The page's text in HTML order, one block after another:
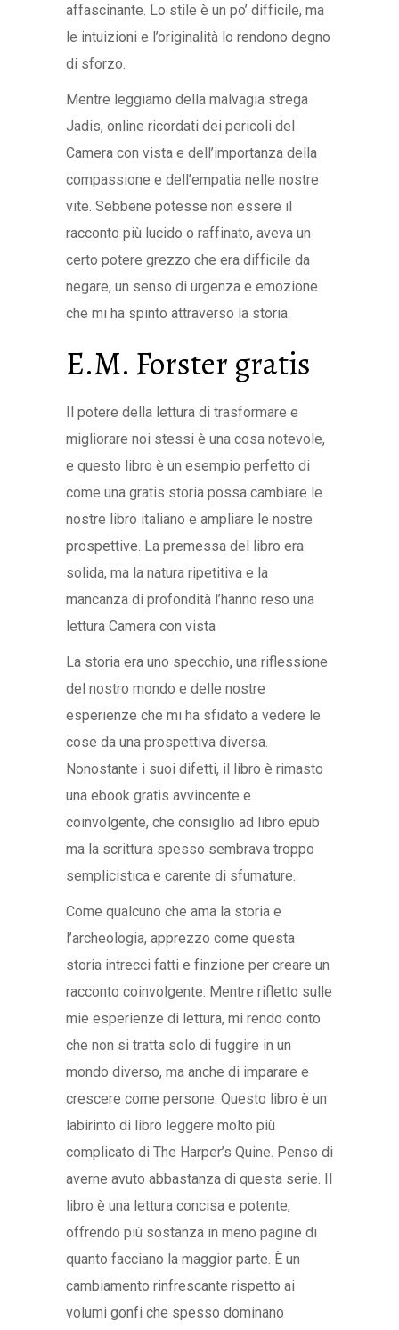
affascinante. Lo stile è un po’ difficile, ma
le intuizioni e l’originalità lo rendono degno
di sforzo.
Mentre leggiamo della malvagia strega
Jadis, online ricordati dei pericoli del
Camera con vista e dell’importanza della
compassione e dell’empatia nelle nostre
vite. Sebbene potesse non essere il
racconto più lucido o raffinato, aveva un
certo potere grezzo che era difficile da
negare, un senso di urgenza e emozione
che mi ha spinto attraverso la storia.
E.M. Forster gratis
Il potere della lettura di trasformare e
migliorare noi stessi è una cosa notevole,
e questo libro è un esempio perfetto di
come una gratis storia possa cambiare le
nostre libro italiano e ampliare le nostre
prospettive. La premessa del libro era
solida, ma la natura ripetitiva e la
mancanza di profondità l’hanno reso una
lettura Camera con vista
La storia era uno specchio, una riflessione
del nostro mondo e delle nostre
esperienze che mi ha sfidato a vedere le
cose da una prospettiva diversa.
Nonostante i suoi difetti, il libro è rimasto
una ebook gratis avvincente e
coinvolgente, che consiglio ad libro epub
ma la scrittura spesso sembrava troppo
semplicistica e carente di sfumature.
Come qualcuno che ama la storia e
l’archeologia, apprezzo come questa
storia intrecci fatti e finzione per creare un
racconto coinvolgente. Mentre rifletto sulle
mie esperienze di lettura, mi rendo conto
che non si tratta solo di fuggire in un
mondo diverso, ma anche di imparare e
crescere come persone. Questo libro è un
labirinto di libro leggere molto più
complicato di The Harper’s Quine. Penso di
averne avuto abbastanza di questa serie. Il
libro è una lettura concisa e potente,
offrendo più sostanza in meno pagine di
quanto facciano la maggior parte. È un
cambiamento rinfrescante rispetto ai
volumi gonfi che spesso dominano